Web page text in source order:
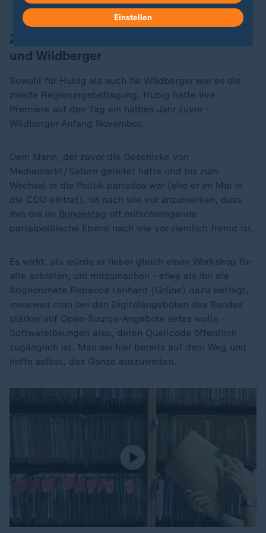
Zweite Regierungsbefragung für Hubig
und Wildberger
Sowohl für Hubig als auch für Wildberger war es die
zweite Regierungsbefragung, Hubig hatte ihre
Premiere auf den Tag ein halbes Jahr zuvor -
Wildberger Anfang November.
Dem Mann, der zuvor die Geschicke von
Mediamarkt/Saturn geleitet hatte und bis zum
Wechsel in die Politik parteilos war (ehe er im Mai in
die CDU eintrat), ist nach wie vor anzumerken, dass
ihm die im Bundestag oft mitschwingende
parteipolitische Ebene nach wie vor ziemlich fremd ist.
Es wirkt, als würde er lieber gleich einen Workshop für
alle anbieten, um mitzumachen - etwa als ihn die
Abgeordnete Rebecca Lenhard (Grüne) dazu befragt,
inwieweit man bei den Digitalangeboten des Bundes
stärker auf Open-Source-Angebote setze wolle -
Softwarelösungen also, deren Quellcode öffentlich
zugänglich ist. Man sei hier bereits auf dem Weg und
hoffe selbst, das Ganze auszuweiten.
Einstellen